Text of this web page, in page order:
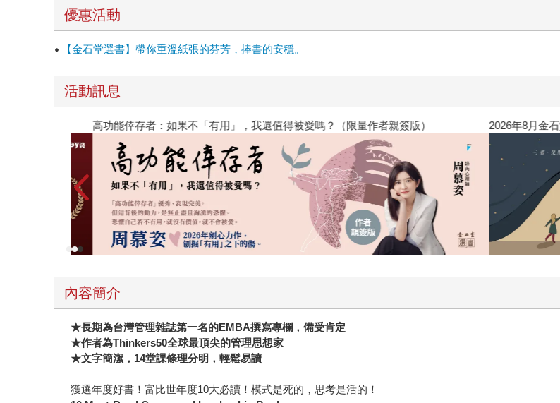
十四堂課，分別針對當前企業心中最大的痛點，一一破解。 比方說，整本書開宗明義，就提醒企
爭，例如Toyota是跟Honda競爭，波音是跟空中巴士在競爭。但是馬丁教授說，錯了，真正在競爭
爭等等，把焦點放在終端產品跟服務，你才能打動你的消費者。 還有，很多企業想盡辦法要打造
張瑞敏等大師級人物都具名大推這本書。因為類似的醒腦金句，書中還有很多，例如面對通膨時代
優惠活動
【金石堂選書】帶你重溫紙張的芬芳，捧書的安穩。
活動訊息
高功能倖存者：如果不「有用」，我還值得被愛嗎？（限量作者親簽版） 2026年8月金石
內容簡介
★長期為台灣管理雜誌第一名的EMBA撰寫專欄，備受肯定
★作者為Thinkers50全球最頂尖的管理思想家
★文字簡潔，14堂課條理分明，輕鬆易讀
獲選年度好書！富比世年度10大必讀！模式是死的，思考是活的！